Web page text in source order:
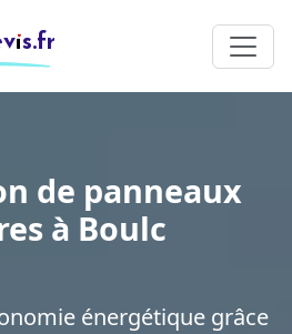
de panneaux
à Boulc
énergétique grâce